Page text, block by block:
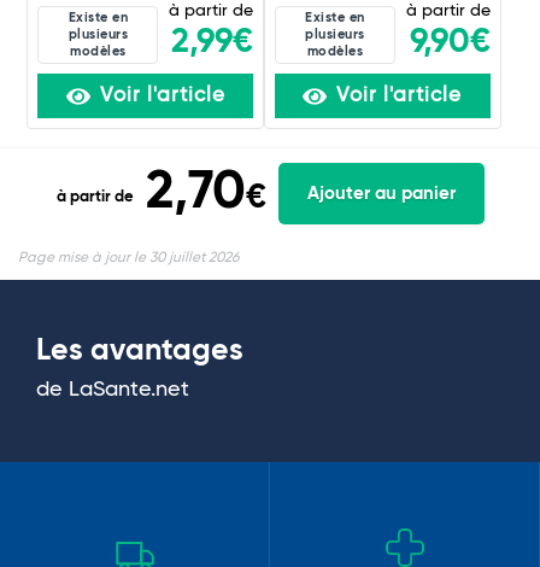
Existe en
plusieurs
modèles
à partir de
2,99€
Voir l'article
Existe en
plusieurs
modèles
à partir de
9,90€
Voir l'article
à partir de 2,70€ Ajouter au panier
Page mise à jour le 30 juillet 2026
Les avantages
de LaSante.net